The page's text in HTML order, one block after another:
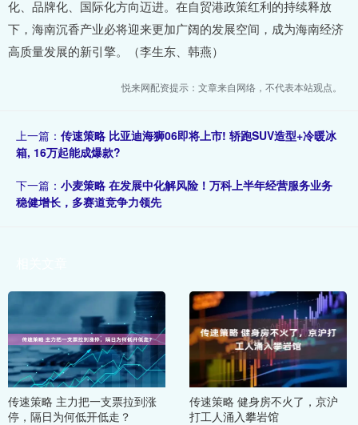
化、品牌化、国际化方向迈进。在自贸港政策红利的持续释放
下，海南沉香产业必将迎来更加广阔的发展空间，成为海南经济
高质量发展的新引擎。（李生东、韩燕）
悦来网配资提示：文章来自网络，不代表本站观点。
上一篇： 传速策略 比亚迪海狮06即将上市! 轿跑SUV造型+冷暖冰
箱, 16万起能成爆款?
下一篇： 小麦策略 在发展中化解风险！万科上半年经营服务业务
稳健增长，多赛道竞争力领先
传速策略 主力把一支票拉到涨
停，隔日为何低开低走？
传速策略 健身房不火了，京沪
打工人涌入攀岩馆